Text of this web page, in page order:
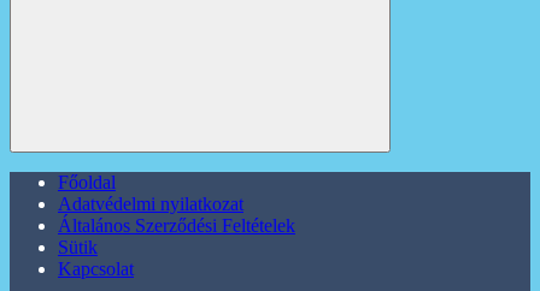
Főoldal
Adatvédelmi nyilatkozat
Általános Szerződési Feltételek
Sütik
Kapcsolat